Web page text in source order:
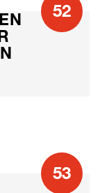
52
53